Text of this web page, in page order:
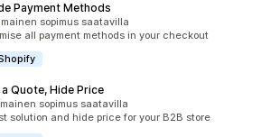
Payment Methods
yhteensäsopimus saatavilla
all payment methods in your checkout
Quote, Hide Price
yhteensäsopimus saatavilla
solution and hide price for your B2B store